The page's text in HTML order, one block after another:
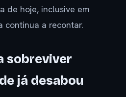
de hoje, inclusive em
continua a recontar.
sobreviver
já desabou